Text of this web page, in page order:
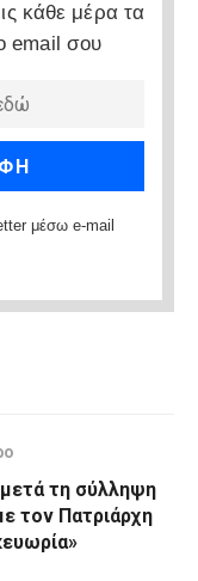
κάθε μέρα τα
email σου
μέσω e-mail
τη σύλληψη
τον Πατριάρχη